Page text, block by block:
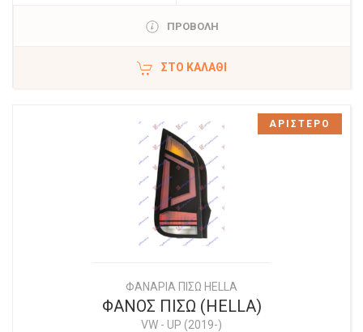
ΠΡΟΒΟΛΗ
ΣΤΟ ΚΑΛΆΘΙ
ΦΑΝΑΡΙΑ ΠΙΣΩ HELLA
ΦΑΝΟΣ ΠΙΣΩ (HELLA)
VW - UP (2019-)
ΑΡΙΣΤΕΡΟ